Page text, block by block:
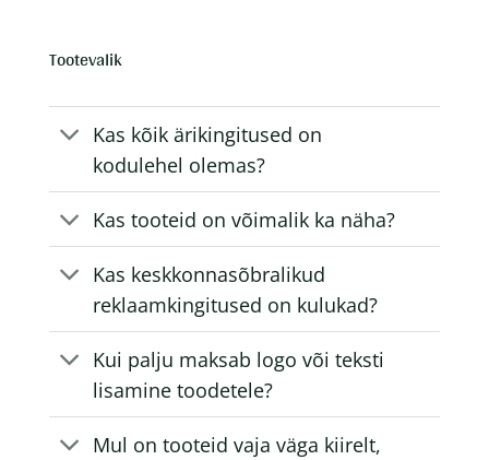
Tootevalik
Kas kõik ärikingitused on
kodulehel olemas?
Kas tooteid on võimalik ka näha?
Kas keskkonnasõbralikud
reklaamkingitused on kulukad?
Kui palju maksab logo või teksti
lisamine toodetele?
Mul on tooteid vaja väga kiirelt,